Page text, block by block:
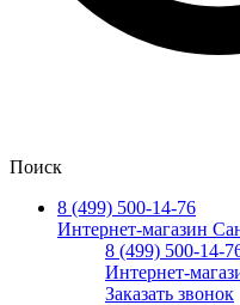
Поиск
8 (499) 500-14-76
Интернет-магазин
8 (499) 500-14-
Интернет-
Заказать звонок